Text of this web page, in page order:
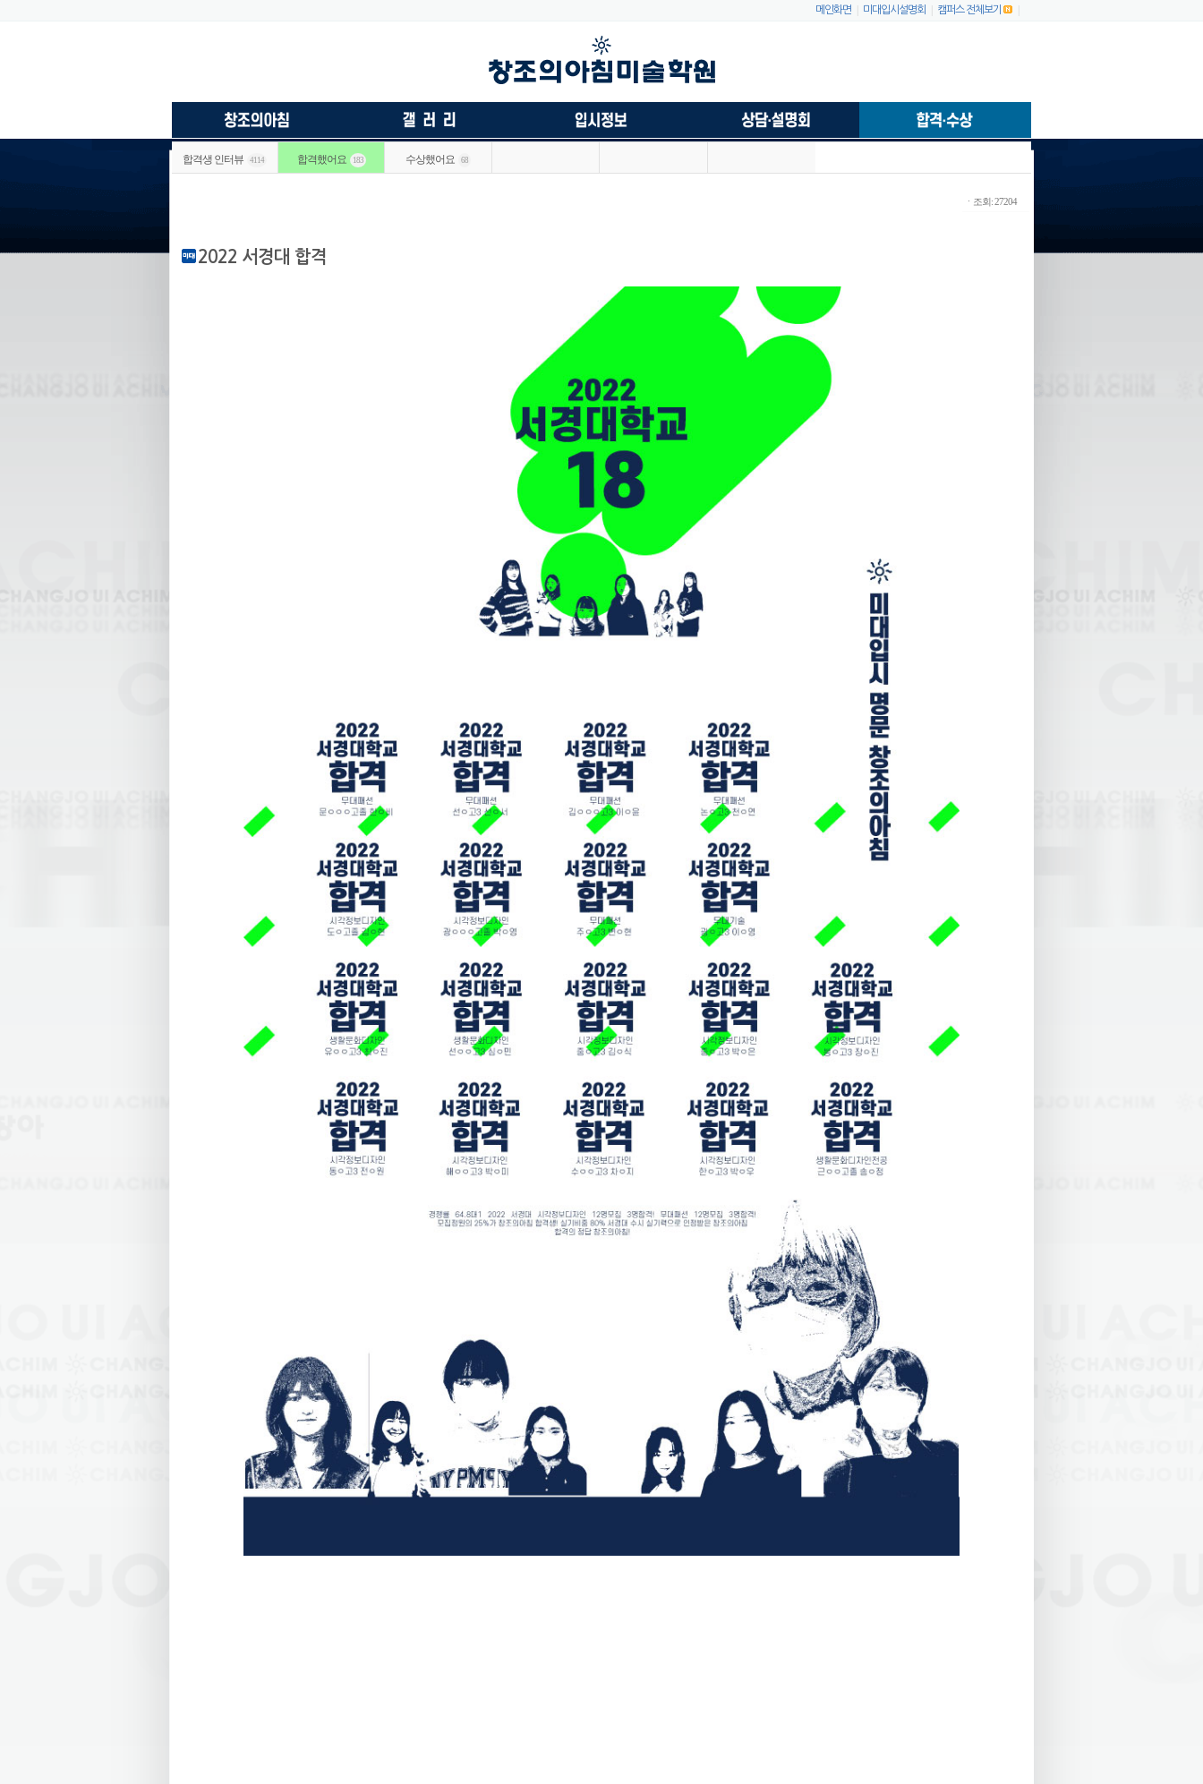
메인화면 미대입시설명회 캠퍼스 전체보기
합격생 인터뷰 4114 합격했어요 183 수상했어요 68
ㆍ조회: 27204
2022 서경대 합격